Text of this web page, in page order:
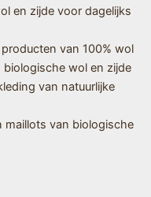
en zijde voor dagelijks
van 100% wol
biologische wol en zijde
van natuurlijke
maillots van biologische